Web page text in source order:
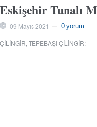
Eskişehir Tunalı
09 Mayıs 2021 0 yorum
ÇILINGIR,TEPEBAŞI ÇILINGIR: